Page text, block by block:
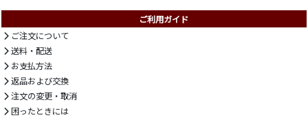
ご利用ガイド
ご注文について
送料・配送
お支払方法
返品および交換
注文の変更・取消
困ったときには